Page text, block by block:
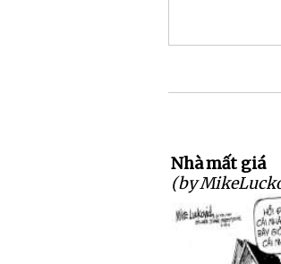
Nhà mất giá
(by